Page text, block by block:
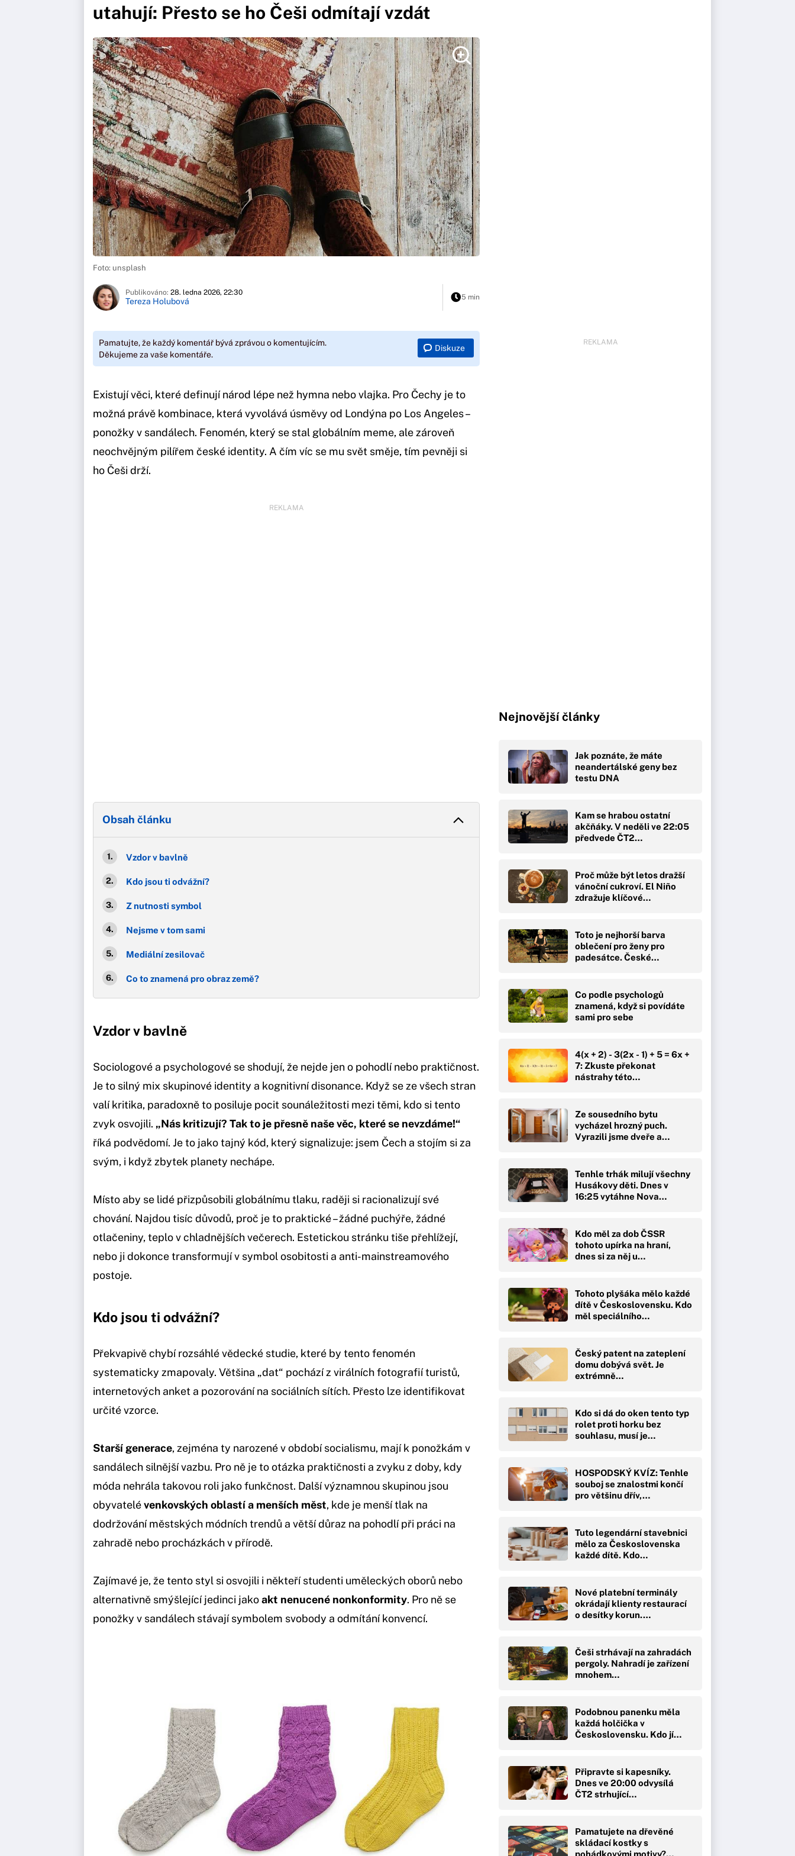
utahují: Přesto se ho Češi odmítají vzdát
Foto: unsplash
Publikováno: 28. ledna 2026, 22:30
Tereza Holubová 5 min
Pamatujte, že každý komentář bývá zprávou o komentujícím.
Děkujeme za vaše komentáře.
Diskuze
Existují věci, které definují národ lépe než hymna nebo vlajka. Pro Čechy je to
možná právě kombinace, která vyvolává úsměvy od Londýna po Los Angeles –
ponožky v sandálech. Fenomén, který se stal globálním meme, ale zároveň
neochvějným pilířem české identity. A čím víc se mu svět směje, tím pevněji si
ho Češi drží.
REKLAMA
Obsah článku
Vzdor v bavlně
Kdo jsou ti odvážní?
Z nutnosti symbol
Nejsme v tom sami
Mediální zesilovač
Co to znamená pro obraz země?
Vzdor v bavlně
Sociologové a psychologové se shodují, že nejde jen o pohodlí nebo praktičnost.
Je to silný mix skupinové identity a kognitivní disonance. Když se ze všech stran
valí kritika, paradoxně to posiluje pocit sounáležitosti mezi těmi, kdo si tento
zvyk osvojili. „Nás kritizují? Tak to je přesně naše věc, které se nevzdáme!“
říká podvědomí. Je to jako tajný kód, který signalizuje: jsem Čech a stojím si za
svým, i když zbytek planety nechápe.
Místo aby se lidé přizpůsobili globálnímu tlaku, raději si racionalizují své
chování. Najdou tisíc důvodů, proč je to praktické – žádné puchýře, žádné
otlačeniny, teplo v chladnějších večerech. Estetickou stránku tiše přehlížejí,
nebo ji dokonce transformují v symbol osobitosti a anti-mainstreamového
postoje.
Kdo jsou ti odvážní?
Překvapivě chybí rozsáhlé vědecké studie, které by tento fenomén
systematicky zmapovaly. Většina „dat“ pochází z virálních fotografií turistů,
internetových anket a pozorování na sociálních sítích. Přesto lze identifikovat
určité vzorce.
Starší generace, zejména ty narozené v období socialismu, mají k ponožkám v
sandálech silnější vazbu. Pro ně je to otázka praktičnosti a zvyku z doby, kdy
móda nehrála takovou roli jako funkčnost. Další významnou skupinou jsou
obyvatelévenkovských oblastí a menších měst, kde je menší tlak na
dodržování městských módních trendů a větší důraz na pohodlí při práci na
zahradě nebo procházkách v přírodě.
Zajímavé je, že tento styl si osvojili i někteří studenti uměleckých oborů nebo
alternativně smýšlející jedinci jakoakt nenucené nonkonformity. Pro ně se
ponožky v sandálech stávají symbolem svobody a odmítání konvencí.
REKLAMA
Nejnovější články
Jak poznáte, že máte
neandertálské geny bez
testu DNA
Kam se hrabou ostatní
akčňáky. V neděli ve 22:05
předvede ČT2…
Proč může být letos dražší
vánoční cukroví. El Niño
zdražuje klíčové…
Toto je nejhorší barva
oblečení pro ženy pro
padesátce. České…
Co podle psychologů
znamená, když si povídáte
sami pro sebe
4(x + 2) - 3(2x - 1) + 5 = 6x +
7: Zkuste překonat
nástrahy této…
Ze sousedního bytu
vycházel hrozný puch.
Vyrazili jsme dveře a
Tenhle trhák milují všechny
Husákovy děti. Dnes v
16:25 vytáhne Nova…
Kdo měl za dob ČSSR
tohoto upírka na hraní,
dnes si za něj u…
Tohoto plyšáka mělo každé
dítě v Československu. Kdo
měl speciálního…
Český patent na zateplení
domu dobývá svět. Je
extrémně…
Kdo si dá do oken tento typ
rolet proti horku bez
souhlasu, musí je…
HOSPODSKÝ KVÍZ: Tenhle
souboj se znalostmi končí
pro většinu dřív,…
Tuto legendární stavebnici
mělo za Československa
každé dítě. Kdo…
Nové platební terminály
okrádají klienty restaurací
o desítky korun.…
Češi strhávají na zahradách
pergoly. Nahradí je zařízení
mnohem…
Podobnou panenku měla
každá holčička v
Československu. Kdo jí…
Připravte si kapesníky.
Dnes ve 20:00 odvysílá
ČT2 strhující…
Pamatujete na dřevěné
skládací kostky s
pohádkovými motivy?…